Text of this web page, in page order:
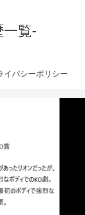
覧-
イバシーポリシー